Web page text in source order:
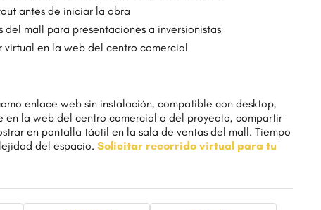
antes de iniciar la obra
mall para presentaciones a inversionistas
en la web del centro comercial
enlace web sin instalación, compatible con desktop,
en la web del centro comercial o del proyecto, compartir
en pantalla táctil en la sala de ventas del mall. Tiempo
del espacio. Solicitar recorrido virtual para tu